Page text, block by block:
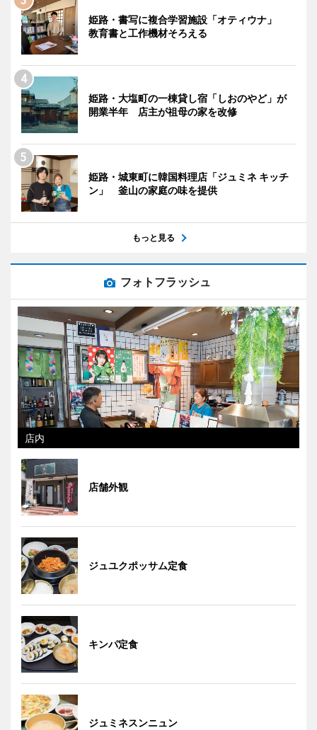
姫路・書写に複合学習施設「オティウナ」
教育書と工作機材そろえる
姫路・大塩町の一棟貸し宿「しおのやど」が
開業半年 店主が祖母の家を改修
姫路・城東町に韓国料理店「ジュミネ キッチ
ン」 釜山の家庭の味を提供
もっと見る
フォトフラッシュ
店内
店舗外観
ジュユクポッサム定食
キンパ定食
ジュミネスンニュン